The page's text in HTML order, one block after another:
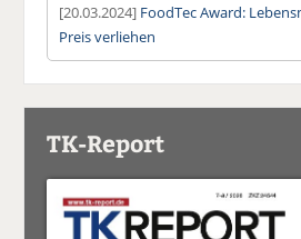
[20.03.2024] FoodTec Award:
Preis verliehen
TK-Report